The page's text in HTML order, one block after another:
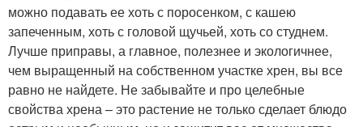
можно подавать ее хоть с поросенком, с кашею
запеченным, хоть с головой щучьей, хоть со студнем.
Лучше приправы, а главное, полезнее и экологичнее,
чем выращенный на собственном участке хрен, вы все
равно не найдете. Не забывайте и про целебные
свойства хрена – это растение не только сделает блюдо